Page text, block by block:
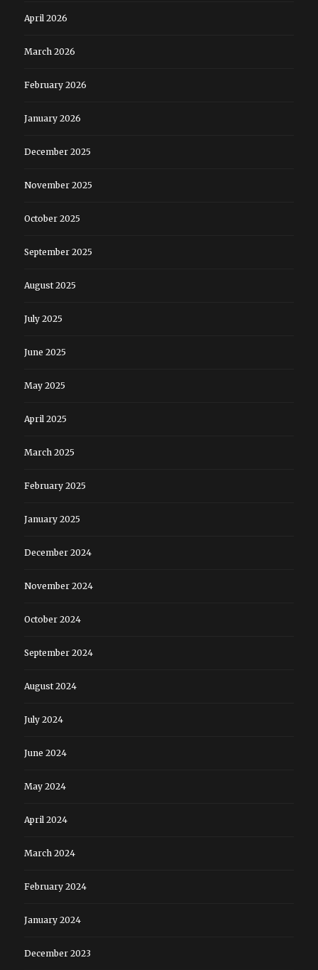
April 2026
March 2026
February 2026
January 2026
December 2025
November 2025
October 2025
September 2025
August 2025
July 2025
June 2025
May 2025
April 2025
March 2025
February 2025
January 2025
December 2024
November 2024
October 2024
September 2024
August 2024
July 2024
June 2024
May 2024
April 2024
March 2024
February 2024
January 2024
December 2023